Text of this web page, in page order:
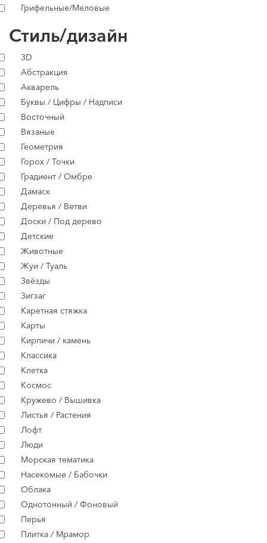
Грифельные/Меловые
Стиль/дизайн
3D
Абстракция
Акварель
Буквы / Цифры / Надписи
Восточный
Вязаные
Геометрия
Горох / Точки
Градиент / Омбре
Дамаск
Деревья / Ветви
Доски / Под дерево
Детские
Животные
Жуи / Туаль
Звёзды
Зигзаг
Каретная стяжка
Карты
Кирпичи / камень
Классика
Клетка
Космос
Кружево / Вышивка
Листья / Растения
Лофт
Люди
Морская тематика
Насекомые / Бабочки
Облака
Однотонный / Фоновый
Перья
Плитка / Мрамор